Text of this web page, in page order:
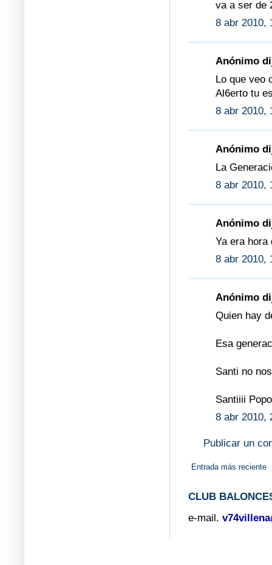
va a ser de
8 abr 2010,
Anónimo
Lo que veo
Al6erto tu
8 abr 2010,
Anónimo
La
8 abr 2010,
Anónimo
Ya era hora
8 abr 2010,
Anónimo
Quien hay
Esa
Santi no
Santiiii
8 abr 2010,
Publicar un
Entrada más reciente
CLUB
e-mail.